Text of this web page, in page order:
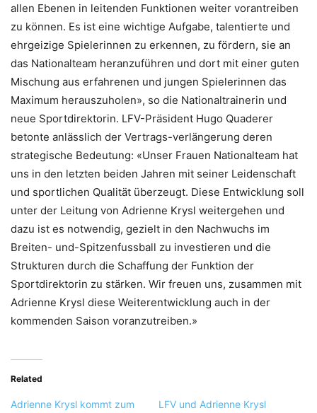
allen Ebenen in leitenden Funktionen weiter vorantreiben
zu können. Es ist eine wichtige Aufgabe, talentierte und
ehrgeizige Spielerinnen zu erkennen, zu fördern, sie an
das Nationalteam heranzuführen und dort mit einer guten
Mischung aus erfahrenen und jungen Spielerinnen das
Maximum herauszuholen», so die Nationaltrainerin und
neue Sportdirektorin. LFV-Präsident Hugo Quaderer
betonte anlässlich der Vertrags-verlängerung deren
strategische Bedeutung: «Unser Frauen Nationalteam hat
uns in den letzten beiden Jahren mit seiner Leidenschaft
und sportlichen Qualität überzeugt. Diese Entwicklung soll
unter der Leitung von Adrienne Krysl weitergehen und
dazu ist es notwendig, gezielt in den Nachwuchs im
Breiten- und-Spitzenfussball zu investieren und die
Strukturen durch die Schaffung der Funktion der
Sportdirektorin zu stärken. Wir freuen uns, zusammen mit
Adrienne Krysl diese Weiterentwicklung auch in der
kommenden Saison voranzutreiben.»
Related
Adrienne Krysl kommt zum
LFV und Adrienne Krysl